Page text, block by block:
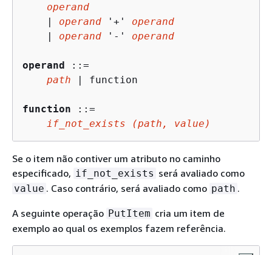
operand
    |
operand '+' operand
    |
operand '-' operand
operand ::=
path | function
function ::=
if_not_exists (path, value)
Se o item não contiver um atributo no caminho
especificado, if_not_exists será avaliado como
value . Caso contrário, será avaliado como path .
A seguinte operação PutItem cria um item de
exemplo ao qual os exemplos fazem referência.